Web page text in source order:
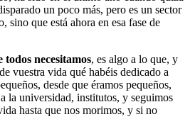
un poco más, pero es un sector
sino que está ahora en esa fase de
necesitamos, es algo a lo que, y
vuestra vida qué habéis dedicado a
desde que éramos pequeños,
la universidad, institutos, y seguimos
hasta que nos morimos, y si no